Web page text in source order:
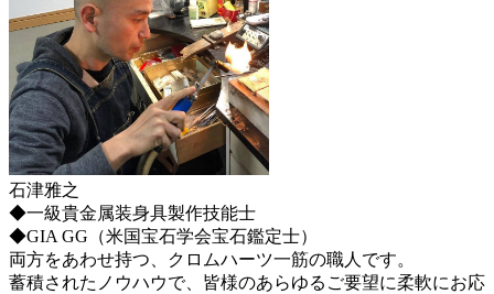
石津雅之
◆一級貴金属装身具製作技能士
◆GIA GG（米国宝石学会宝石鑑定士）
両方をあわせ持つ、クロムハーツ一筋の職人です。
蓄積されたノウハウで、皆様のあらゆるご要望に柔軟にお応